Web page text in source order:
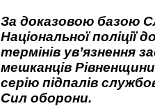
За доказовою базою
Національної поліції
термінів ув’язнення
мешканців
серію підпалів
Сил оборони.